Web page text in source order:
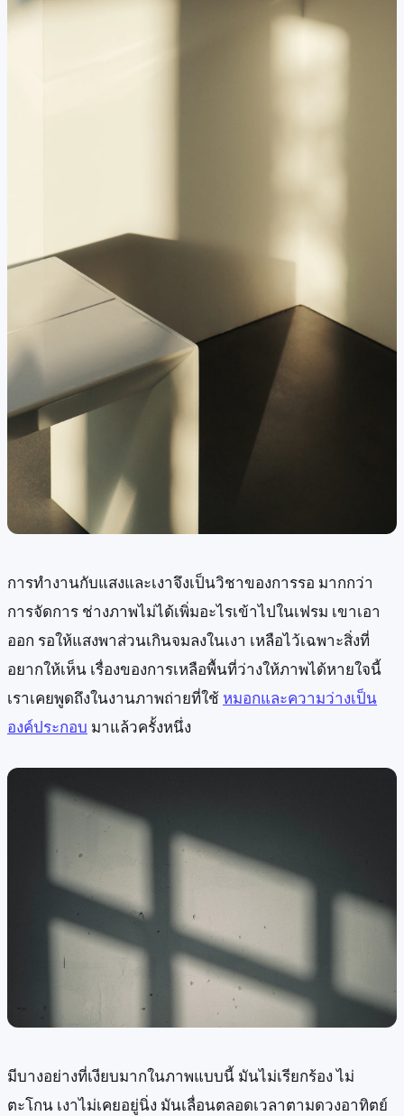
การทำงานกับแสงและเงาจึงเป็นวิชาของการรอ มากกว่า
การจัดการ ช่างภาพไม่ได้เพิ่มอะไรเข้าไปในเฟรม เขาเอา
ออก รอให้แสงพาส่วนเกินจมลงในเงา เหลือไว้เฉพาะสิ่งที่
อยากให้เห็น เรื่องของการเหลือพื้นที่ว่างให้ภาพได้หายใจนี้
เราเคยพูดถึงในงานภาพถ่ายที่ใช้ หมอกและความว่างเป็น
องค์ประกอบ มาแล้วครั้งหนึ่ง
มีบางอย่างที่เงียบมากในภาพแบบนี้ มันไม่เรียกร้อง ไม่
ตะโกน เงาไม่เคยอยู่นิ่ง มันเลื่อนตลอดเวลาตามดวงอาทิตย์